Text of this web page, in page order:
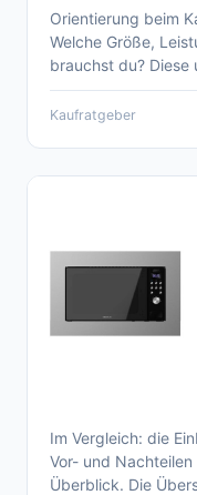
Orientierung beim
Welche Größe,
brauchst du? Diese
Kaufratgeber
Aktueller
Im Vergleich: die
Vor- und
Überblick. Die